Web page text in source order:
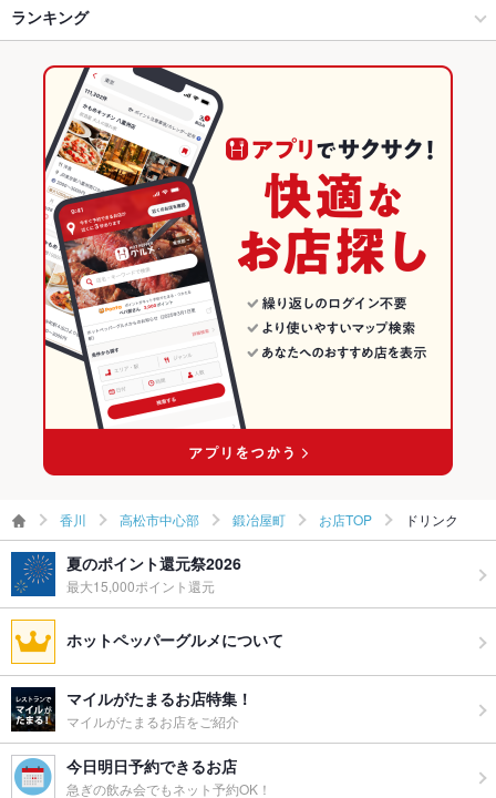
酒と料理のなつ
吾割安（ごわりやす）
庭園焼肉 焼肉ひらい宇多津店
とり料理 かど弦（かどげん）
そば居酒屋 徳市
瀬戸内海鮮料理 いけす道楽
その他の関連店舗
高松市中心部 × 焼肉
片原町駅 × 焼肉・ホルモン
片原町駅 × 焼肉
鍛冶屋町 × 焼肉
香川 × 焼肉・ホルモン
香川 × 焼肉
瓦町駅
高松駅
からあげ
ランキング
香川のグルメランキング
香川の焼肉・ホルモンランキング
高松市中心部のグルメランキング
高松市中心部の焼肉・ホルモンランキング
鍛冶屋町のグルメランキング
鍛冶屋町の焼肉・ホルモンランキング
香川 高松市中心部 鍛冶屋町 お店TOP ドリンク
夏のポイント還元祭2026
最大15,000ポイント還元
ホットペッパーグルメについて
マイルがたまるお店特集！
マイルがたまるお店をご紹介
今日明日予約できるお店
急ぎの飲み会でもネット予約OK！